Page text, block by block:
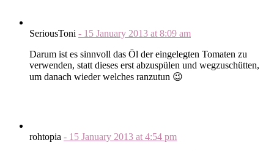
SeriousToni - 15 January 2013 at 8:09 am
Darum ist es sinnvoll das Öl der eingelegten Tomaten zu
verwenden, statt dieses erst abzuspülen und wegzuschütten,
um danach wieder welches ranzutun 😉
rohtopia - 15 January 2013 at 4:54 pm